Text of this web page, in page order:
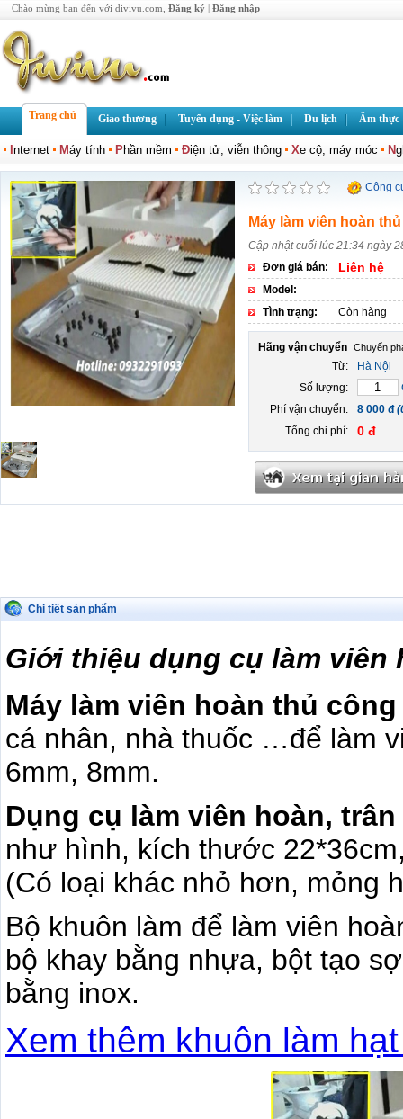
Chào mừng bạn đến với divivu.com, Đăng ký | Đăng nhập
Trang chủ Giao thương Tuyển dụng - Việc làm Du lịch Ẩm thực
nternet Máy tính Phần mềm Điện tử, viễn thông Xe cộ, máy móc N
Công
Máy làm viên hoàn
Cập nhật cuối lúc 21:34 ngày
Đơn giá bán:
Liên hệ
Model:
Tình trạng:
Còn hàng
Hãng vận chuyển
Từ:
Hà Nội
Số lượng:
Phí vận chuyển:
8 000 đ
Tổng chi phí:
0 đ
Chi tiết sản phẩm
Giới thiệu dụng cụ làm viên
Máy làm viên hoàn thủ công
cá nhân, nhà thuốc …để làm
6mm, 8mm.
Dụng cụ làm viên hoàn,
như hình, kích thước
(Có loại khác nhỏ hơn, mỏng
Bộ khuôn làm để làm viên
bộ khay bằng nhựa, bột tạo
bằng inox.
Xem thêm khuôn làm